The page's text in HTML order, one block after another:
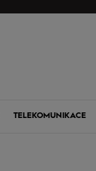
TELEKOMUNIKACE